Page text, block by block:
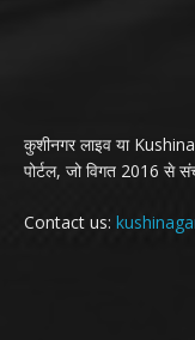
कुशीनगर लाइव या
पोर्टल, जो विगत 2016 से
Contact us: